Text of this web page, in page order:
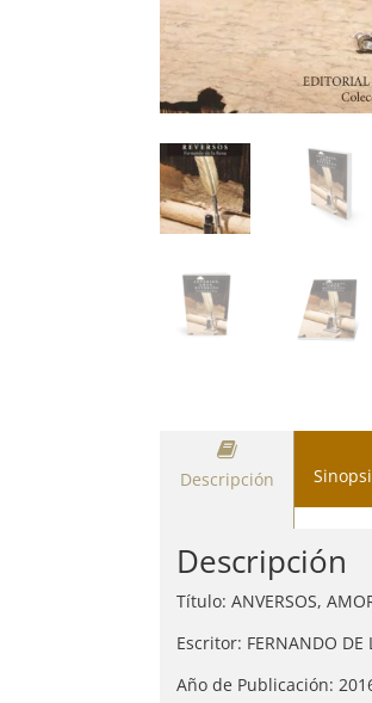
Descripción
Descripción
Título: ANVERSOS,
Escritor: FERNANDO DE
Año de Publicación: